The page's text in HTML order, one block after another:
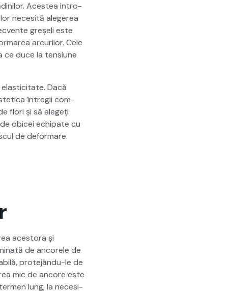
Aces­tea intro­
nece­sită alegerea
greșeli este
arcurilor. Cele
ce duce la ten­si­une
Dacă
întregii com­
flori și să alegeți
obi­cei echipate cu
de defor­mare.
aces­to­ra și
de ancorele de
pro­te­jân­du-le de
mic de ancore este
lung, la nece­si­